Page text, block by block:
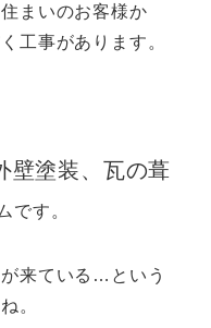
まいのお客様か
工事があります。
壁塗装、瓦の葺
です。
来ている…という
。